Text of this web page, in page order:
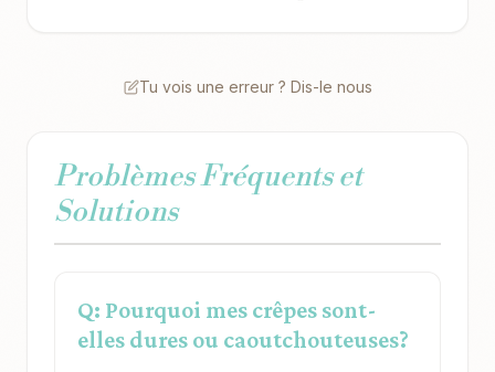
Tu vois une erreur ? Dis-le nous
Problèmes Fréquents et
Solutions
Q: Pourquoi mes crêpes sont-
elles dures ou caoutchouteuses?